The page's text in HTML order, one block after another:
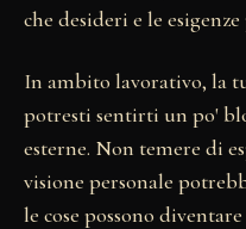
che desideri e le
In ambito lavorativo, la
potresti sentirti un po'
esterne. Non temere di
visione personale
le cose possono